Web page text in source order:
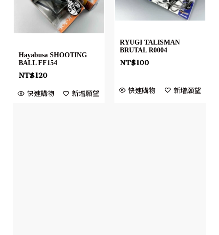
Hayabusa SHOOTING
BALL FF154
NT$120
快速購物 新增願望
RYUGI TALISMAN
BRUTAL R0004
NT$100
快速購物 新增願望